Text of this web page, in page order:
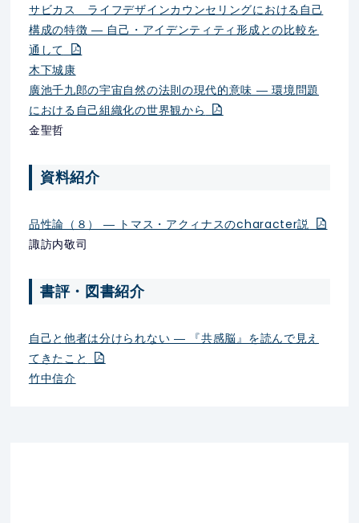
サビカス ライフデザインカウンセリングにおける自己
構成の特徴 ― 自己・アイデンティティ形成との比較を
通して
木下城康
廣池千九郎の宇宙自然の法則の現代的意味 ― 環境問題
における自己組織化の世界観から
金聖哲
資料紹介
品性論（８） ― トマス・アクィナスのcharacter説
諏訪内敬司
書評・図書紹介
自己と他者は分けられない ― 『共感脳』を読んで見え
てきたこと
竹中信介